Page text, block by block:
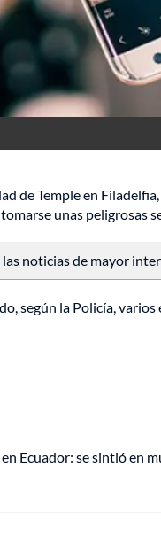
de Temple en
unas peligrosas
las noticias de mayor
según la Policía,
Ecuador: se sintió en